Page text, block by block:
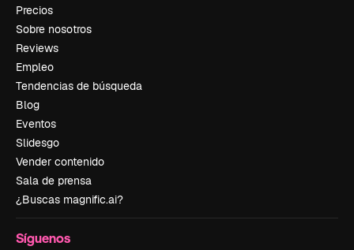
Precios
Sobre nosotros
Reviews
Empleo
Tendencias de búsqueda
Blog
Eventos
Slidesgo
Vender contenido
Sala de prensa
¿Buscas magnific.ai?
Síguenos